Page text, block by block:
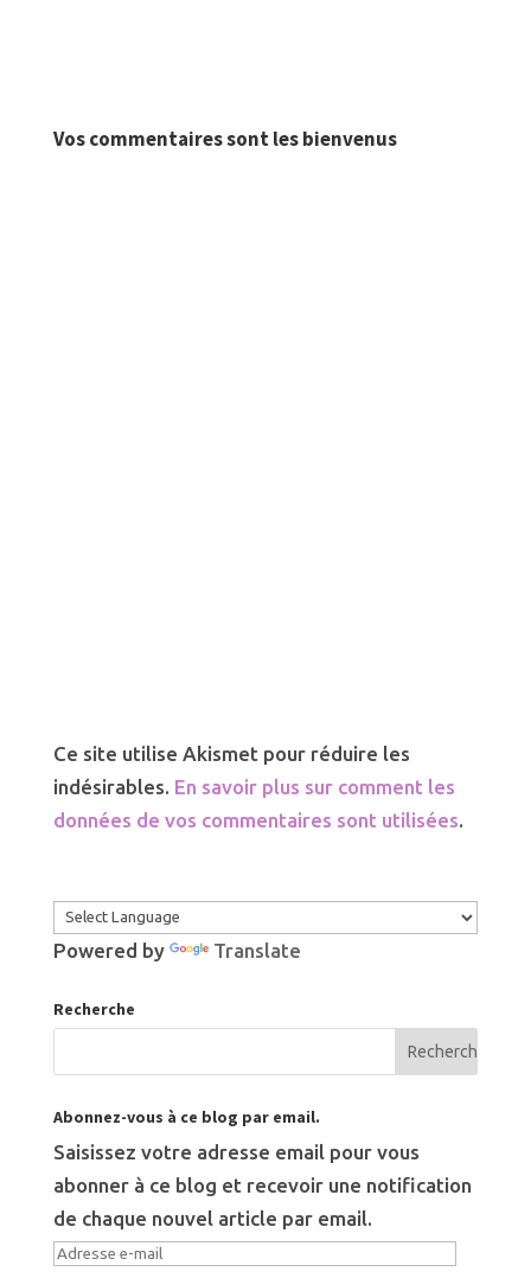
Vos commentaires sont les bienvenus
Ce site utilise Akismet pour réduire les
indésirables. En savoir plus sur comment les
données de vos commentaires sont utilisées.
Powered by Translate
Recherche
Abonnez-vous à ce blog par email.
Saisissez votre adresse email pour vous
abonner à ce blog et recevoir une notification
de chaque nouvel article par email.
Adresse